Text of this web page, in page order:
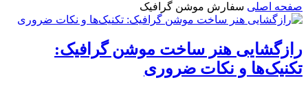
صفحه اصلی سفارش موشن گرافیک
رازگشایی هنر ساخت موشن گرافیک:
تکنیک‌ها و نکات ضروری